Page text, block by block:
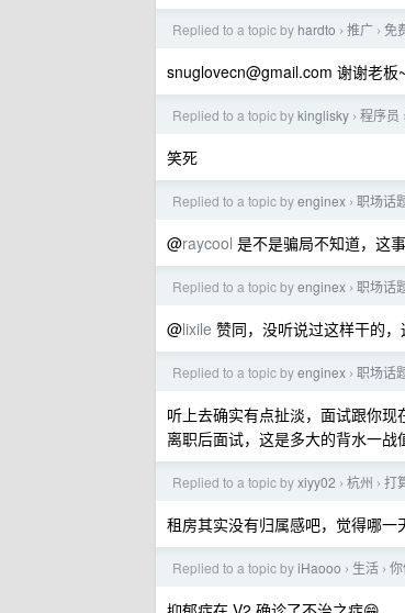
Replied to a topic by hardto › 推广 › 免
snuglovecn@gmail.com 谢谢老板~
Replied to a topic bykinglisky › 程序员 ›
笑死
Replied to a topic byenginex › 职场话
@raycool 是不是骗局不知道，这
Replied to a topic byenginex › 职场话
@lixile 赞同，没听说过这样干的
Replied to a topic byenginex › 职场话
听上去确实有点扯淡，面试跟你
离职后面试，这是多大的背水一
Replied to a topic byxiyy02 › 杭州 › 打
租房其实没有归属感吧，觉得哪一
Replied to a topic byiHaooo › 生活 ›